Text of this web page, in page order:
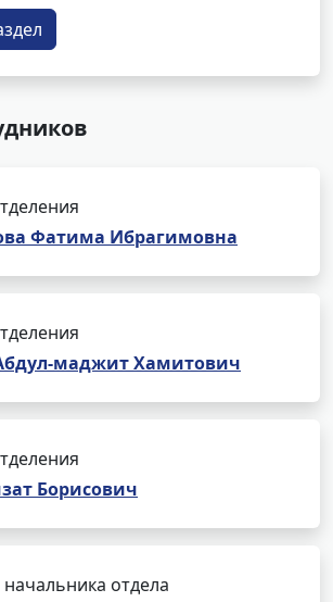
Фатима Ибрагимовна
маджит Хамитович
Борисович
отдела